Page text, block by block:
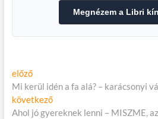
Megnézem a Libri
Bejegyzés
navigáció
előzőElőző
cikk:
Mi kerül idén a fa alá? – karácsonyi
következőKövetkező
cikk:
Ahol jó gyereknek lenni – MISZME,